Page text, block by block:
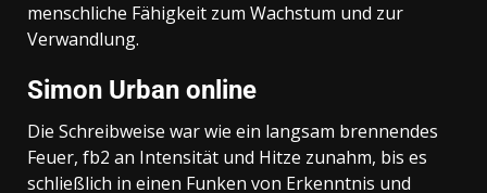
menschliche Fähigkeit zum Wachstum und zur
Verwandlung.
Simon Urban online
Die Schreibweise war wie ein langsam brennendes
Feuer, fb2 an Intensität und Hitze zunahm, bis es
schließlich in einen Funken von Erkenntnis und